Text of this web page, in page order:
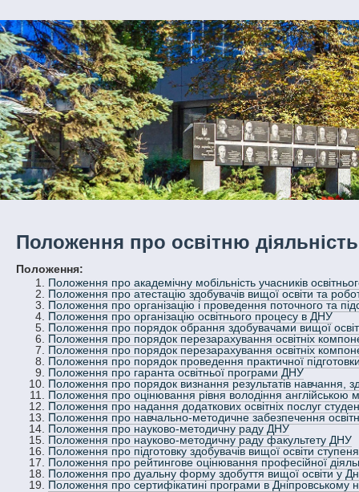
Положення про освітню діяльність
Положення:
Положення про академічну мобільність учасників
Положення про атестацію здобувачів вищої освіти та
Положення про організацію і проведення поточного та
Положення про організацію освітнього процесу в ДНУ
Положення про порядок обрання здобувачами вищої
Положення про порядок перезарахування освітніх
Положення про порядок перезарахування освітніх
Положення про порядок проведення практичної
Положення про гаранта освітньої програми ДНУ
Положення про порядок визнання результатів навчання,
Положення про оцінювання рівня володіння англійською
Положення про надання додаткових освітніх послуг
Положення про навчально-методичне забезпечення
Положення про науково-методичну раду ДНУ
Положення про науково-методичну раду факультету ДНУ
Положення про підготовку здобувачів вищої освіти
Положення про рейтингове оцінювання професійної
Положення про дуальну форму здобуття вищої освіти у
Положення про сертифікатині програми в Дніпровському